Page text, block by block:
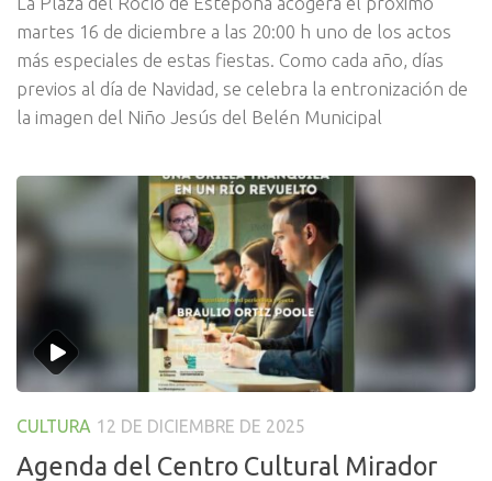
martes 16 de diciembre a las 20:00 h uno de los actos
más especiales de estas fiestas. Como cada año, días
previos al día de Navidad, se celebra la entronización de
la imagen del Niño Jesús del Belén Municipal
CULTURA 12 DE DICIEMBRE DE 2025
Agenda del Centro Cultural Mirador